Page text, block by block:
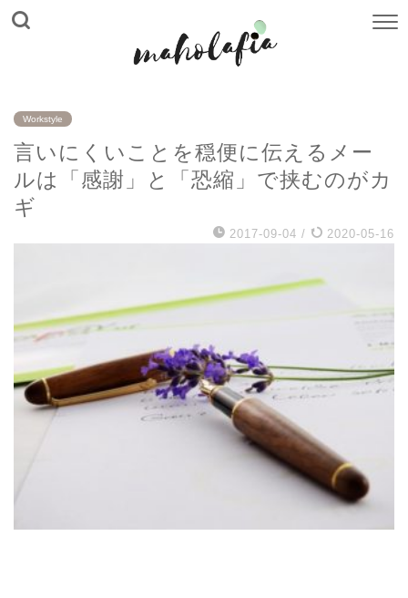
Workstyle
言いにくいことを穏便に伝えるメー
ルは「感謝」と「恐縮」で挟むのがカ
ギ
2017-09-04 / 2020-05-16